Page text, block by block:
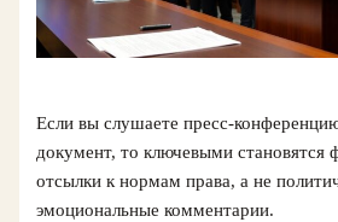
Если вы слушаете пресс-
документ, то ключевыми становятся
отсылки к нормам права, а не
эмоциональные комментарии.